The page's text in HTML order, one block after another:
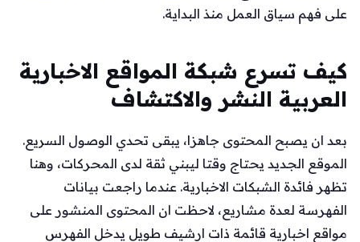
على فهم سياق العمل منذ البداية.
كيف تسرع شبكة المواقع الاخبارية
العربية النشر والاكتشاف
بعد ان يصبح المحتوى جاهزا، يبقى تحدي الوصول السريع.
الموقع الجديد يحتاج وقتا ليبني ثقة لدى المحركات، وهنا
تظهر فائدة الشبكات الاخبارية. عندما راجعت بيانات
الفهرسة لعدة مشاريع، لاحظت ان المحتوى المنشور على
مواقع اخبارية قائمة ذات ارشيف طويل يدخل الفهرس